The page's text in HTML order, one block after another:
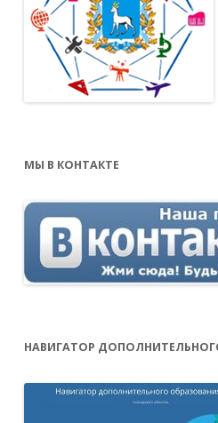
МЫ В КОНТАКТЕ
НАВИГАТОР